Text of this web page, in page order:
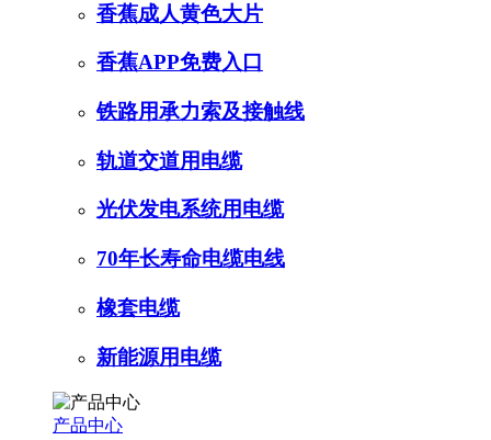
香蕉成人黄色大片
香蕉APP免费入口
铁路用承力索及接触线
轨道交道用电缆
光伏发电系统用电缆
70年长寿命电缆电线
橡套电缆
新能源用电缆
产品中心